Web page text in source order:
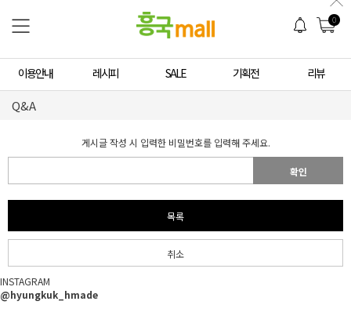
0
이용안내 레시피 SALE 기획전 리뷰
Q&A
게시글 작성 시 입력한 비밀번호를 입력해 주세요.
확인
목록
취소
INSTAGRAM
@hyungkuk_hmade